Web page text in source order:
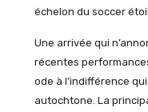
échelon du soccer
Une arrivée qui
récentes
ode à l’indifférence
autochtone. La